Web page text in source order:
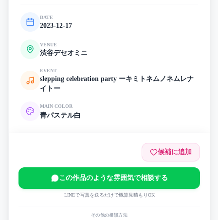
DATE
2023-12-17
VENUE
渋谷デセオミニ
EVENT
slepping celebration party ーキミトネムノネムレナ
イトー
MAIN COLOR
青パステル白
候補に追加
この作品のような雰囲気で相談する
LINEで写真を送るだけで概算見積もりOK
その他の相談方法